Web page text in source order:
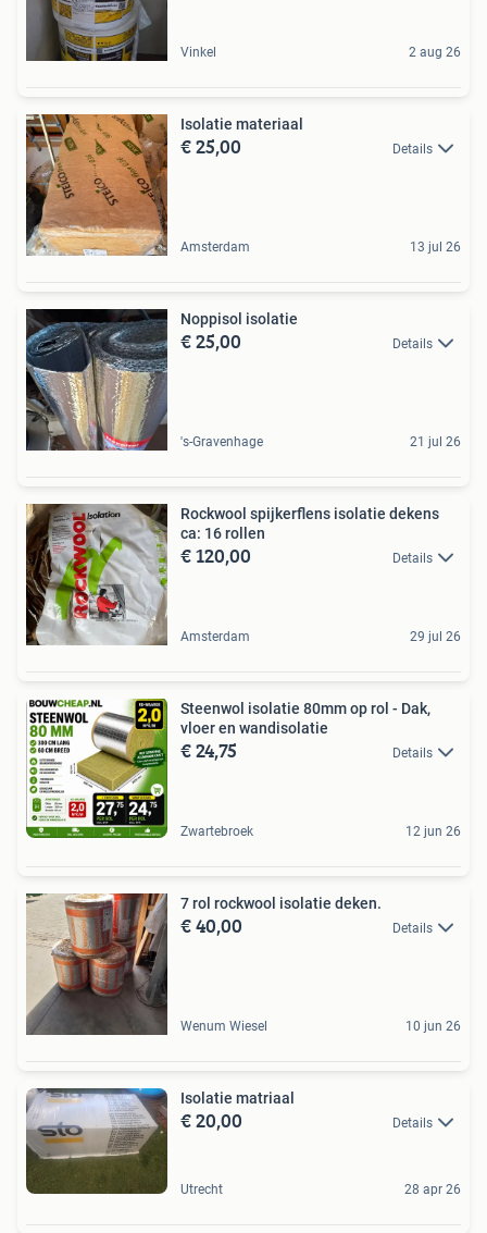
Vinkel 2 aug 26
Isolatie materiaal
€ 25,00 Details
Amsterdam 13 jul 26
Noppisol isolatie
€ 25,00 Details
's-Gravenhage 21 jul 26
Rockwool spijkerflens isolatie dekens
ca: 16 rollen
€ 120,00 Details
Amsterdam 29 jul 26
Steenwol isolatie 80mm op rol - Dak,
vloer en wandisolatie
€ 24,75 Details
Zwartebroek 12 jun 26
7 rol rockwool isolatie deken.
€ 40,00 Details
Wenum Wiesel 10 jun 26
Isolatie matriaal
€ 20,00 Details
Utrecht 28 apr 26